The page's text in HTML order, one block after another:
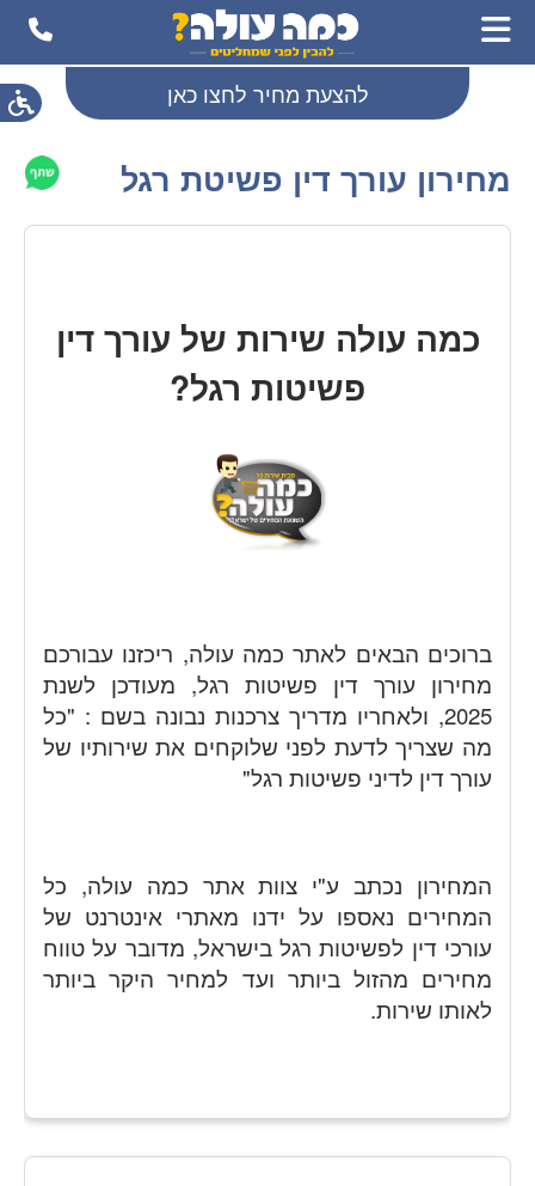
להצעת מחיר לחצו כאן
מחירון עורך דין פשיטת רגל
כמה עולה שירות של עורך דין
פשיטות רגל?
ברוכים הבאים לאתר כמה עולה, ריכזנו עבורכם
מחירון עורך דין פשיטות רגל, מעודכן לשנת
2025, ולאחריו מדריך צרכנות נבונה בשם :
"כל
מה שצריך לדעת לפני שלוקחים את שירותיו של
עורך דין לדיני פשיטות רגל"
המחירון נכתב ע"י צוות אתר כמה עולה, כל
המחירים נאספו על ידנו מאתרי אינטרנט של
עורכי דין לפשיטות רגל בישראל, מדובר על טווח
מחירים מהזול ביותר ועד למחיר היקר ביותר
לאותו שירות.